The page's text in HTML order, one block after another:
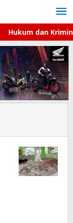
Hukum dan